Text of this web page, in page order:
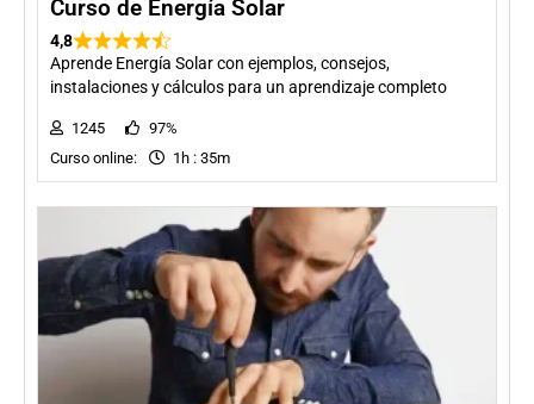
Curso de Energía Solar
4,8
Aprende Energía Solar con ejemplos, consejos,
instalaciones y cálculos para un aprendizaje completo
1245
97%
Curso online:
1h : 35m